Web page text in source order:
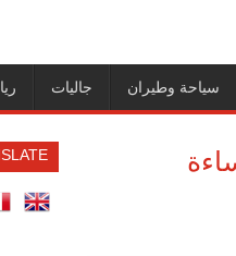
سياحة وطيران جاليات